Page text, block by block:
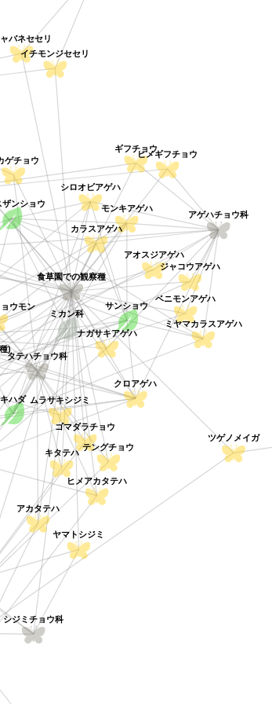
アゲハチョウ科
ジャコウアゲハ
シジミチョウ科
アオスジアゲハ
タテハチョウ科
ゴマダラチョウ
ゲチョウ
テングチョウ
ギフチョウ
ベニモンアゲハ
カラスアゲハ
ミカン科
キハダ
ザンショウ
サンショウ
モンキアゲハ
ミヤマカラスアゲハ
)
ナガサキアゲハ
シロオビアゲハ
クロアゲハ
イチモンジセセリ
バネセセリ
キタテハ
ヤマトシジミ
ヒメアカタテハ
アカタテハ
ョウモン
ヒメギフチョウ
ツゲノメイガ
ムラサキシジミ
食草園での観察種